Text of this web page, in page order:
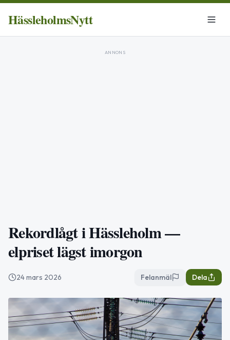
HässleholmsNytt
ANNONS
Rekordlågt i Hässleholm —
elpriset lägst imorgon
24 mars 2026 Felanmäl Dela